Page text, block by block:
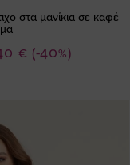
στα μανίκια σε καφέ
(-40%)
€